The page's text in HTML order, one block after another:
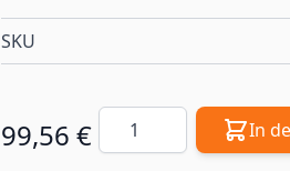
SKU
99,56 € Menge In